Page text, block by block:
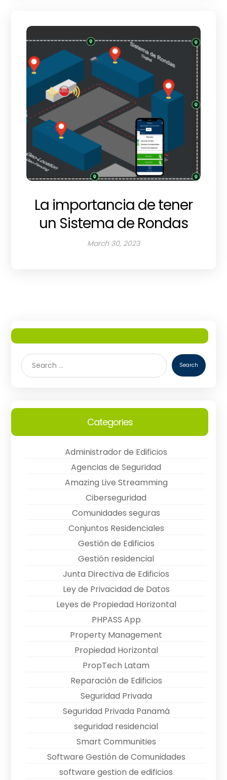
La importancia de tener
un Sistema de Rondas
March 30, 2023
Categories
Administrador de Edificios
Agencias de Seguridad
Amazing Live Streamming
Ciberseguridad
Comunidades seguras
Conjuntos Residenciales
Gestión de Edificios
Gestión residencial
Junta Directiva de Edificios
Ley de Privacidad de Datos
Leyes de Propiedad Horizontal
PHPASS App
Property Management
Propiedad Horizontal
PropTech Latam
Reparación de Edificios
Seguridad Privada
Seguridad Privada Panamá
seguridad residencial
Smart Communities
Software Gestión de Comunidades
software gestion de edificios